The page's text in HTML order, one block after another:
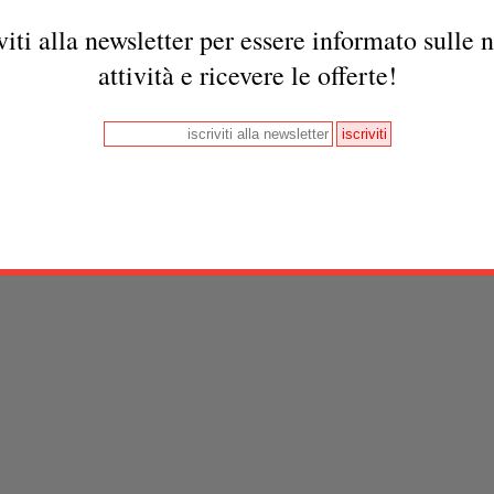
alla newsletter per essere informato sulle
attività e ricevere le offerte!